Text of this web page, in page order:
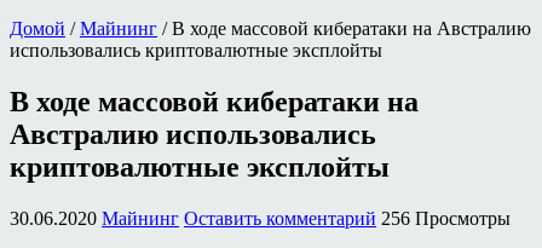
Домой / Майнинг / В ходе массовой кибератаки на Австралию
использовались криптовалютные эксплойты
В ходе массовой кибератаки на
Австралию использовались
криптовалютные эксплойты
30.06.2020 Майнинг Оставить комментарий 256 Просмотры